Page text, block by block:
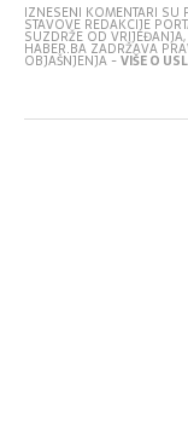
IZNESENI KOMENTARI SU
STAVOVE REDAKCIJE
SUZDRŽE OD
HABER.BA ZADRŽAVA
OBJAŠNJENJA -VIŠE O